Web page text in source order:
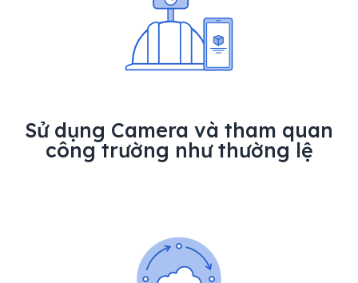
Sử dụng Camera và tham quan
công trường như thường lệ